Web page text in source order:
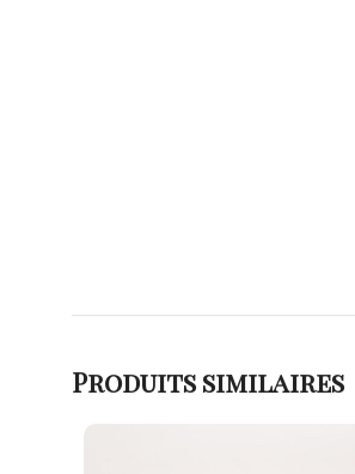
Produits similaires